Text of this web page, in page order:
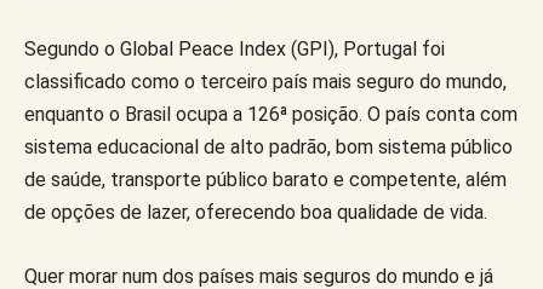
Segundo o Global Peace Index (GPI), Portugal foi
classificado como o terceiro país mais seguro do mundo,
enquanto o Brasil ocupa a 126ª posição. O país conta com
sistema educacional de alto padrão, bom sistema público
de saúde, transporte público barato e competente, além
de opções de lazer, oferecendo boa qualidade de vida.
Quer morar num dos países mais seguros do mundo e já